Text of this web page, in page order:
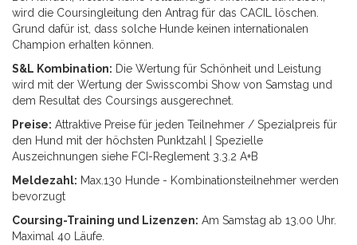
wird die Coursingleitung den Antrag für das CACIL löschen.
Grund dafür ist, dass solche Hunde keinen internationalen
Champion erhalten können.
S&L Kombination: Die Wertung für Schönheit und Leistung
wird mit der Wertung der Swisscombi Show von Samstag und
dem Resultat des Coursings ausgerechnet.
Preise: Attraktive Preise für jeden Teilnehmer / Spezialpreis für
den Hund mit der höchsten Punktzahl | Spezielle
Auszeichnungen siehe FCI-Reglement 3.3.2 A+B
Meldezahl: Max.130 Hunde - Kombinationsteilnehmer werden
bevorzugt
Coursing-Training und Lizenzen: Am Samstag ab 13.00 Uhr.
Maximal 40 Läufe.